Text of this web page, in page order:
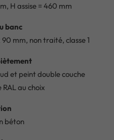
H assise = 460 mm
banc
mm, non traité, classe 1
et peint double couche
au choix
béton